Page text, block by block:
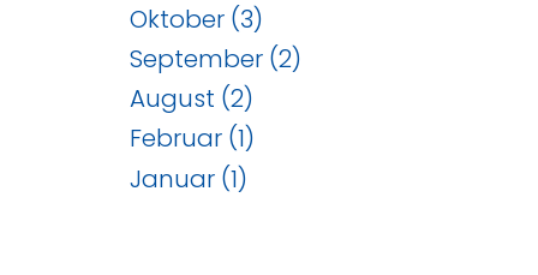
Oktober (3)
September (2)
August (2)
Februar (1)
Januar (1)